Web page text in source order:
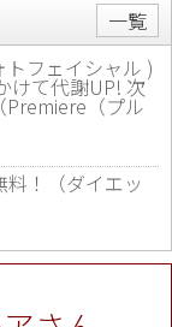
一覧
フェイシャル )
けて代謝UP! 次
Premiere（プル
！（ダイエッ
い取り金額 U
黒屋 高田馬場